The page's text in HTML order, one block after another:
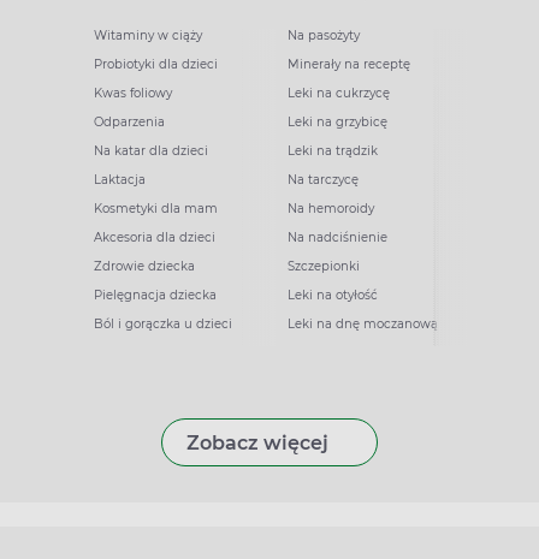
Witaminy w ciąży
Probiotyki dla dzieci
Kwas foliowy
Odparzenia
Na katar dla dzieci
Laktacja
Kosmetyki dla mam
Akcesoria dla dzieci
Zdrowie dziecka
Pielęgnacja dziecka
Ból i gorączka u dzieci
Na pasożyty
Minerały na receptę
Leki na cukrzycę
Leki na grzybicę
Leki na trądzik
Na tarczycę
Na hemoroidy
Na nadciśnienie
Szczepionki
Leki na otyłość
Leki na dnę moczanową
Zobacz więcej